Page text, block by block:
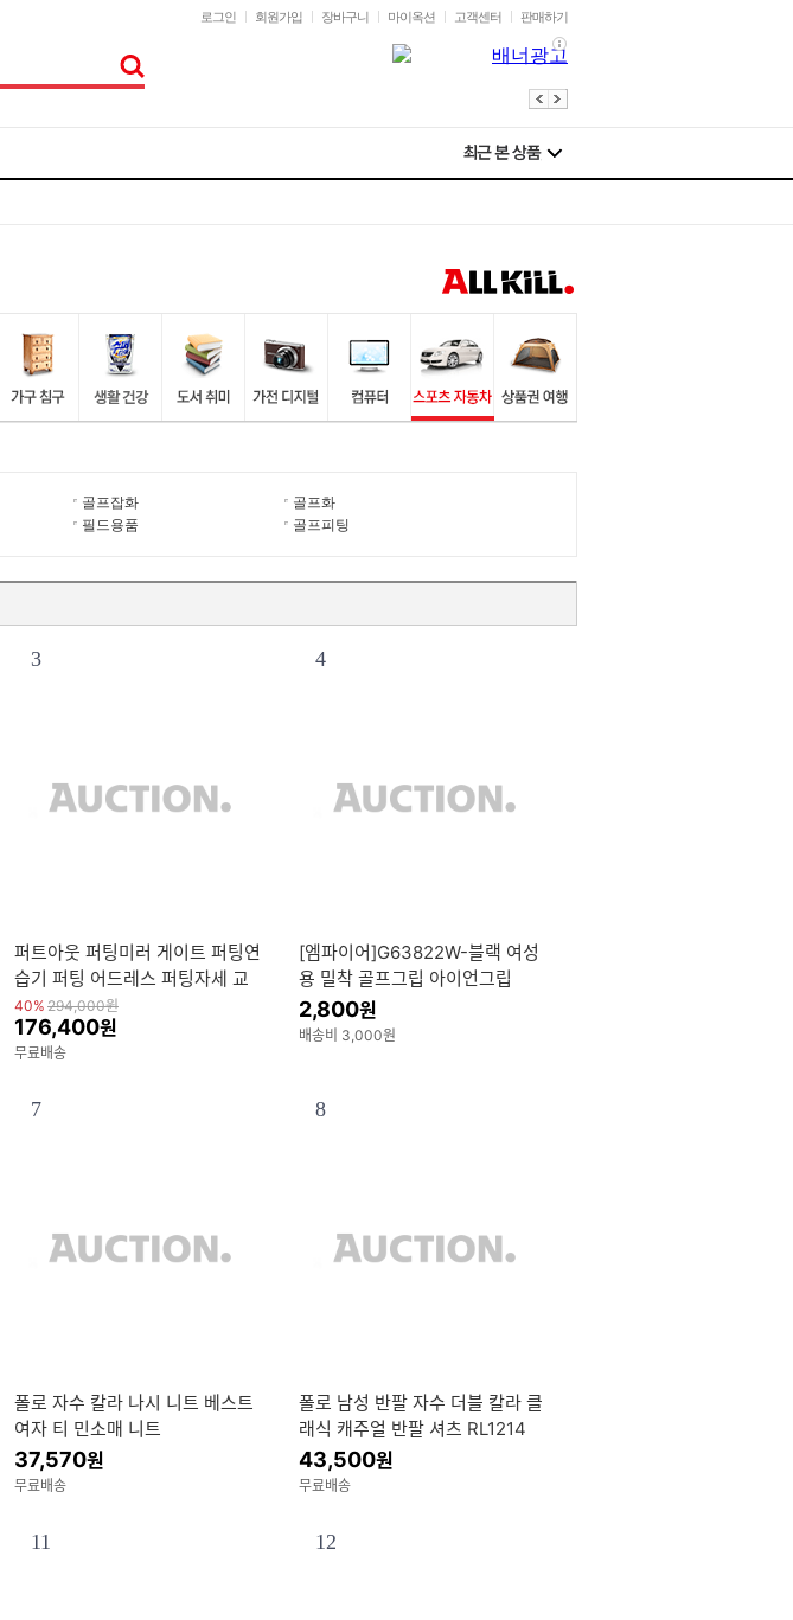
로그인 회원가입 장바구니 마이옥션 고객센터 판매하기
골프잡화
골프화
필드용품 골프피팅
3
퍼트아웃 퍼팅미러 게이트 퍼팅연
습기 퍼팅 어드레스 퍼팅자세 교
정 퍼터연습기
40% 294,000원
176,400원
무료배송
4
[엠파이어]G63822W-블랙 여성
용 밀착 골프그립 아이언그립
2,800원
배송비 3,000원
7
폴로 자수 칼라 나시 니트 베스트
여자 티 민소매 니트
37,570원
무료배송
8
폴로 남성 반팔 자수 더블 칼라 클
래식 캐주얼 반팔 셔츠 RL1214
43,500원
무료배송
11 12